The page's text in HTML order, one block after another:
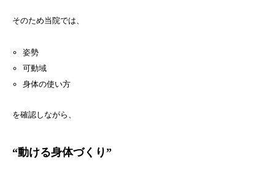
そのため当院では、
姿勢
可動域
身体の使い方
を確認しながら、
“動ける身体づくり”